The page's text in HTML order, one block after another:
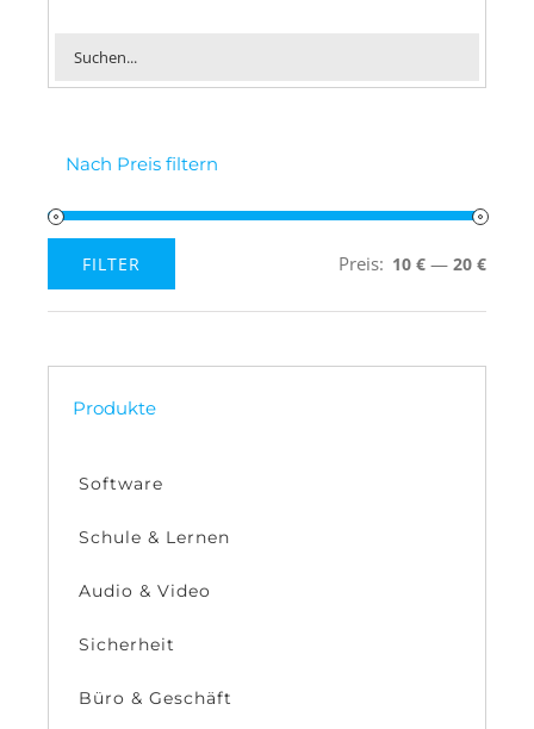
Nach Preis filtern
Preis
Preis
FILTER Preis: 10 € — 20 €
Produkte
Software
Schule & Lernen
Audio & Video
Sicherheit
Büro & Geschäft